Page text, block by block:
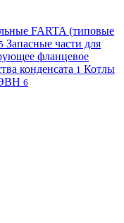
FARTA (типовые
Запасные части для
фланцевое
конденсата 1 Котлы
ЭВН 6